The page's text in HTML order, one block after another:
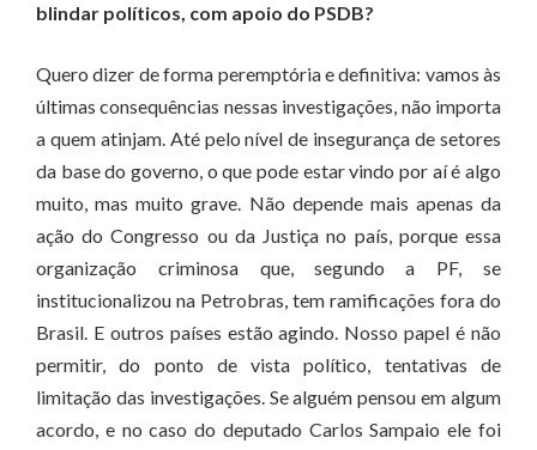
blindar políticos, com apoio do PSDB?
Quero dizer de forma peremptória e definitiva: vamos às
últimas consequências nessas investigações, não importa
a quem atinjam. Até pelo nível de insegurança de setores
da base do governo, o que pode estar vindo por aí é algo
muito, mas muito grave. Não depende mais apenas da
ação do Congresso ou da Justiça no país, porque essa
organização criminosa que, segundo a PF, se
institucionalizou na Petrobras, tem ramificações fora do
Brasil. E outros países estão agindo. Nosso papel é não
permitir, do ponto de vista político, tentativas de
limitação das investigações. Se alguém pensou em algum
acordo, e no caso do deputado Carlos Sampaio ele foi